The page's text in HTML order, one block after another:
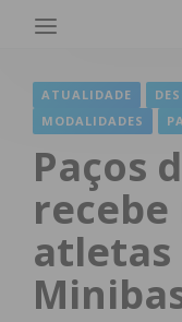
ATUALIDADE
MODALIDADES
Paços
recebe
atletas